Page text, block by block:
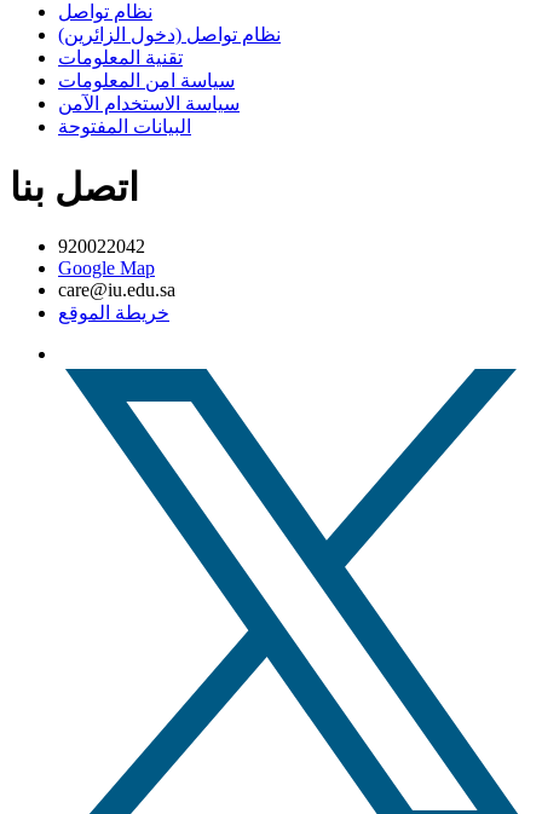
نظام تواصل
نظام تواصل (دخول الزائرين)
تقنية المعلومات
سياسة امن المعلومات
سياسة الاستخدام الآمن
البيانات المفتوحة
اتصل بنا
920022042
Google Map
care@iu.edu.sa
خريطة الموقع